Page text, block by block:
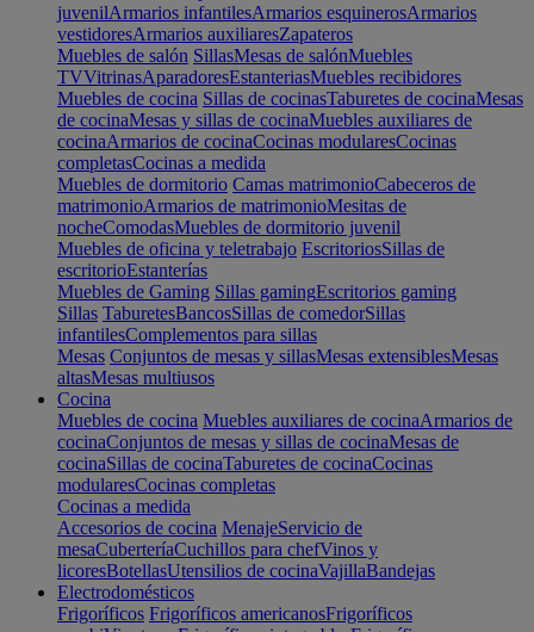
juvenilArmarios infantilesArmarios esquinerosArmarios
vestidoresArmarios auxiliaresZapateros
Muebles de salón SillasMesas de salónMuebles
TVVitrinasAparadoresEstanteriasMuebles recibidores
Muebles de cocina Sillas de cocinasTaburetes de cocinaMesas
de cocinaMesas y sillas de cocinaMuebles auxiliares de
cocinaArmarios de cocinaCocinas modularesCocinas
completasCocinas a medida
Muebles de dormitorio Camas matrimonioCabeceros de
matrimonioArmarios de matrimonioMesitas de
nocheComodasMuebles de dormitorio juvenil
Muebles de oficina y teletrabajo EscritoriosSillas de
escritorioEstanterías
Muebles de Gaming Sillas gamingEscritorios gaming
Sillas TaburetesBancosSillas de comedorSillas
infantilesComplementos para sillas
Mesas Conjuntos de mesas y sillasMesas extensiblesMesas
altasMesas multiusos
Cocina
Muebles de cocina Muebles auxiliares de cocinaArmarios de
cocinaConjuntos de mesas y sillas de cocinaMesas de
cocinaSillas de cocinaTaburetes de cocinaCocinas
modularesCocinas completas
Cocinas a medida
Accesorios de cocina MenajeServicio de
mesaCuberteríaCuchillos para chefVinos y
licoresBotellasUtensilios de cocinaVajillaBandejas
Electrodomésticos
Frigoríficos Frigoríficos americanosFrigoríficos